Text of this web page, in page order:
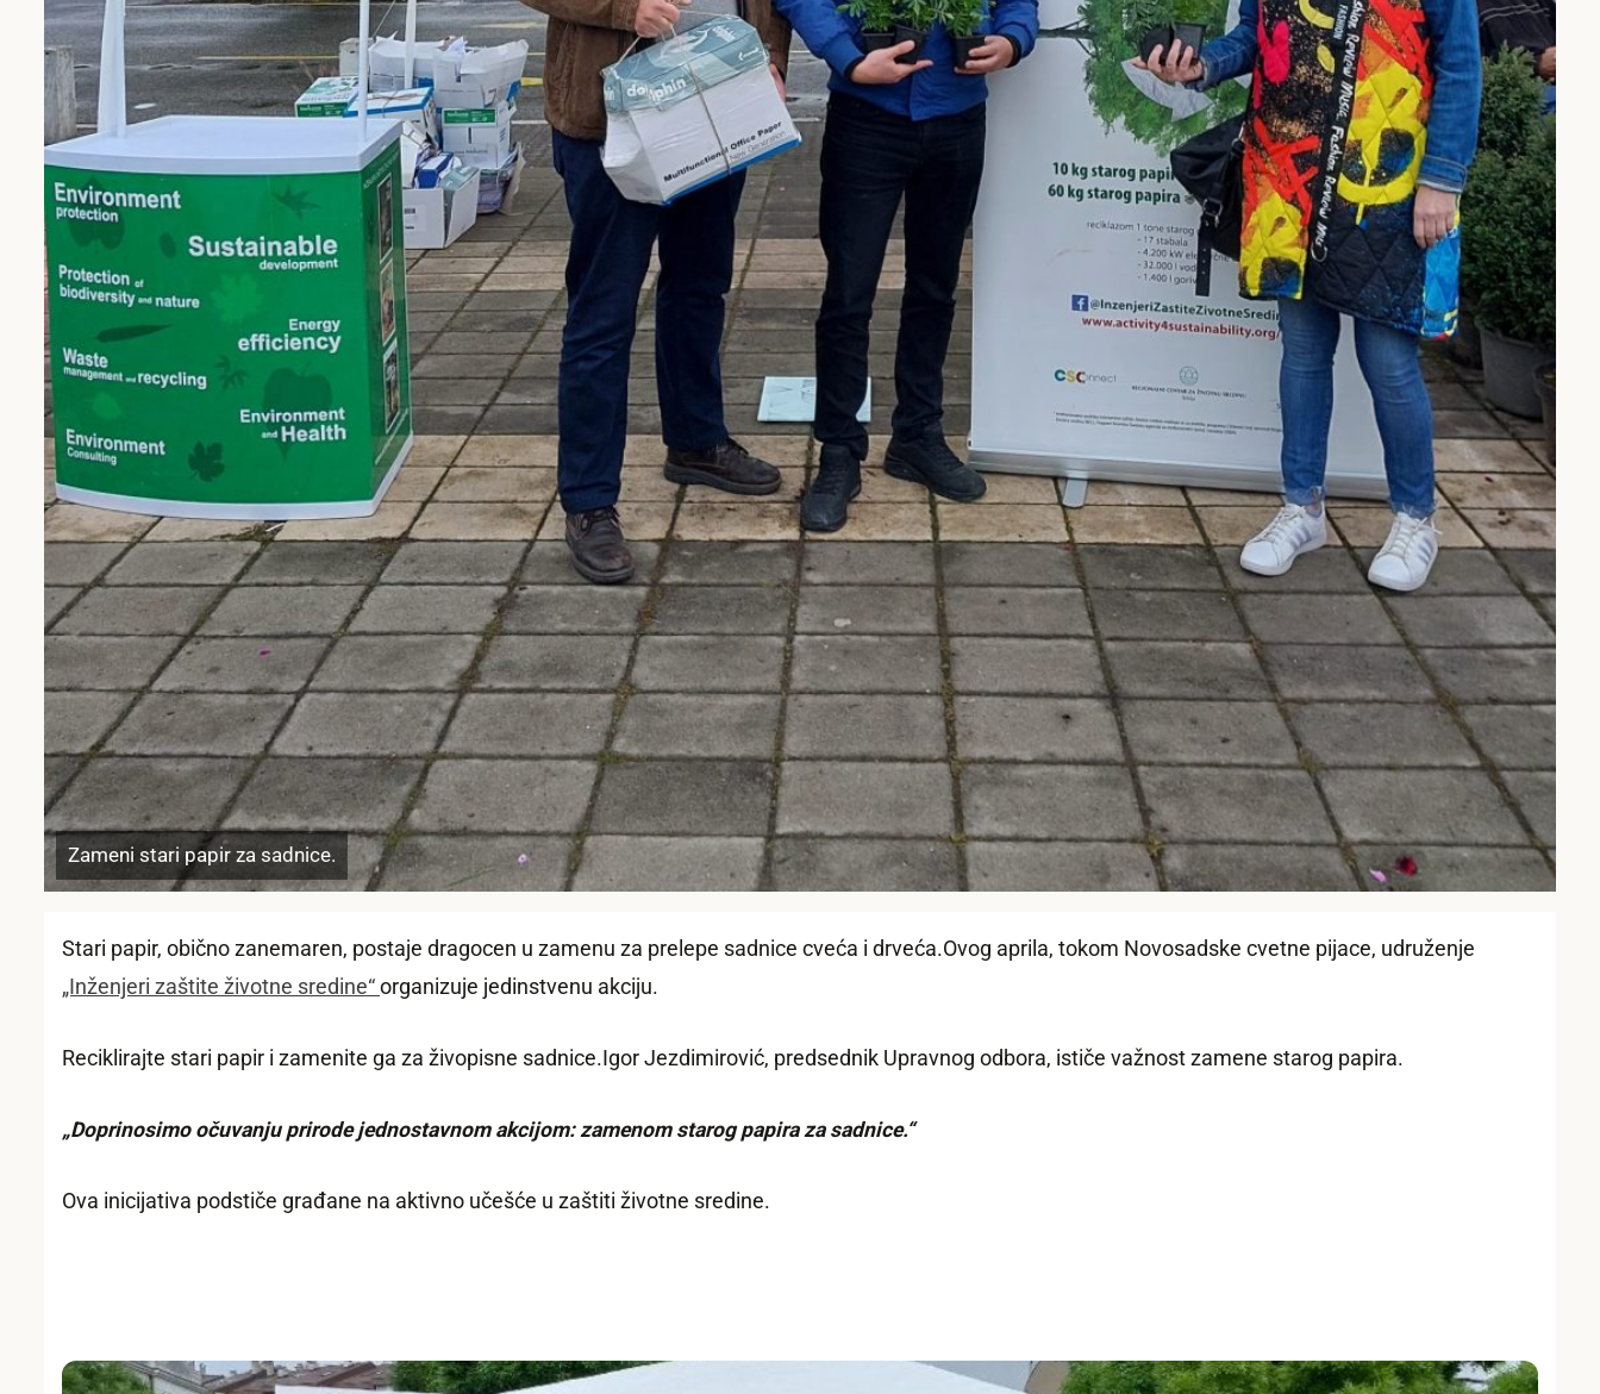
Zameni stari papir za sadnice.
Stari papir, obično zanemaren, postaje dragocen u zamenu za prelepe sadnice cveća i drveća.Ovog aprila, tokom Novosadske cvetne pijace, udruženje
„Inženjeri zaštite životne sredine“ organizuje jedinstvenu akciju.
Reciklirajte stari papir i zamenite ga za živopisne sadnice.Igor Jezdimirović, predsednik Upravnog odbora, ističe važnost zamene starog papira.
„Doprinosimo očuvanju prirode jednostavnom akcijom: zamenom starog papira za sadnice.“
Ova inicijativa podstiče građane na aktivno učešće u zaštiti životne sredine.